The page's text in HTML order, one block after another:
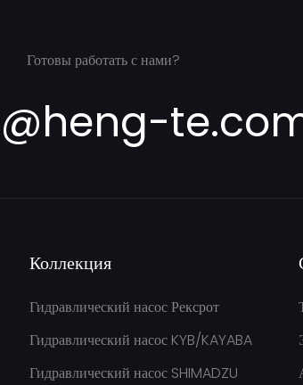
Готовы работать с нами?
Коллекция
Гидравлический насос Рексрот
Гидравлический насос KYB/KAYABA
Гидравлический насос SHIMADZU